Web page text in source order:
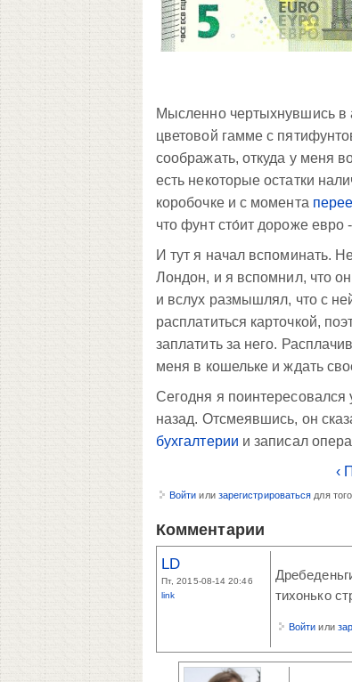
Мысленно чертыхнувшись в
цветовой гамме с
соображать, откуда у меня
есть некоторые остатки
коробочке и с момента
что фунт сто́ит дороже
И тут я начал вспоминать.
Лондон, и я вспомнил, что
и вслух размышлял, что с
расплатиться карточкой,
заплатить за него.
меня в кошельке и ждать
Сегодня я поинтересовался
назад. Отсмеявшись, он
бухгалтерии и записал
‹
Войти или зарегистрироваться для
Комментарии
LD
Пт, 2015-08-14 20:46
link
тихонько
Войти или